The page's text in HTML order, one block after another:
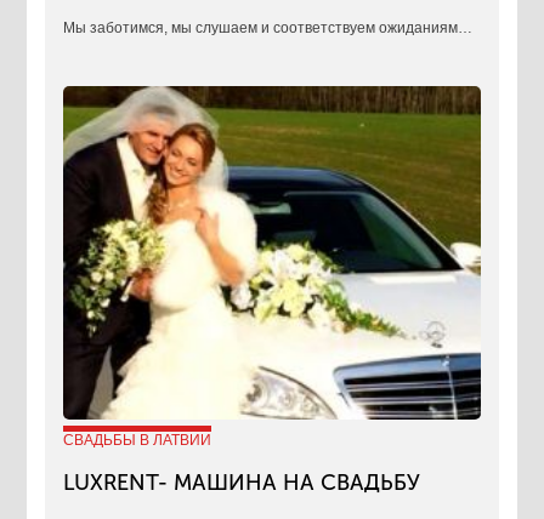
​Мы заботимся, мы слушаем и соответствуем ожиданиям…
СВАДЬБЫ В ЛАТВИИ
LUXRENT- МАШИНА НА СВАДЬБУ